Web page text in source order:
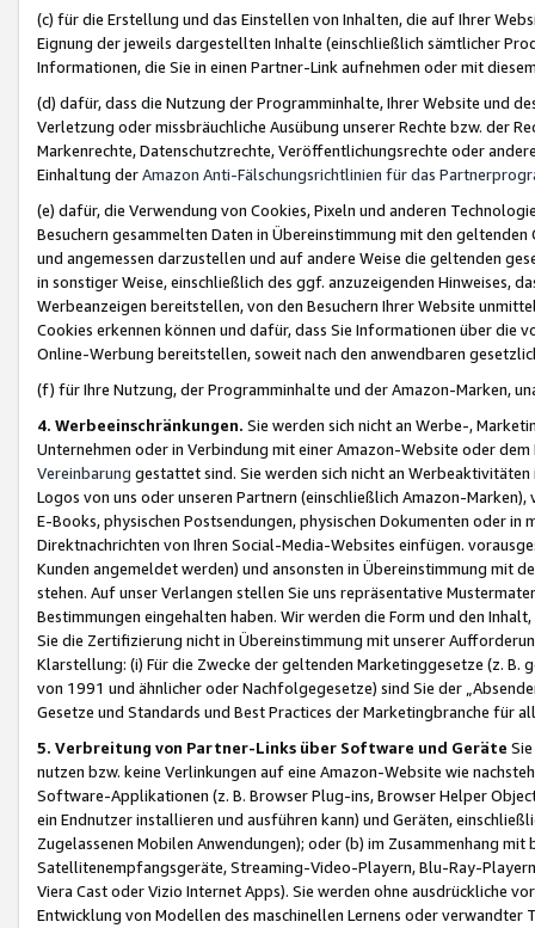
(c) für die Erstellung und das Einstellen von Inhalten, die auf Ihrer
Eignung der jeweils dargestellten Inhalte (einschließlich sämtlicher
Informationen, die Sie in einen Partner-Link aufnehmen oder mit
(d) dafür, dass die Nutzung der Programminhalte, Ihrer Website und
Verletzung oder missbräuchliche Ausübung unserer Rechte bzw. der
Markenrechte, Datenschutzrechte, Veröffentlichungsrechte oder
Einhaltung derAmazon Anti-Fälschungsrichtlinien für das
(e) dafür, die Verwendung von Cookies, Pixeln und anderen
Besuchern gesammelten Daten in Übereinstimmung mit den
und angemessen darzustellen und auf andere Weise die geltenden
in sonstiger Weise, einschließlich des ggf. anzuzeigenden Hinweises,
Werbeanzeigen bereitstellen, von den Besuchern Ihrer Website
Cookies erkennen können und dafür, dass Sie Informationen über die
Online-Werbung bereitstellen, soweit nach den anwendbaren
(f) für Ihre Nutzung, der Programminhalte und der Amazon-Marken,
4. Werbeeinschränkungen. Sie werden sich nicht an Werbe-,
Unternehmen oder in Verbindung mit einer Amazon-Website oder
Vereinbarung gestattet sind. Sie werden sich nicht an
Logos von uns oder unseren Partnern (einschließlich Amazon-
E-Books, physischen Postsendungen, physischen Dokumenten oder in
Direktnachrichten von Ihren Social-Media-Websites einfügen.
Kunden angemeldet werden) und ansonsten in Übereinstimmung mit
stehen. Auf unser Verlangen stellen Sie uns repräsentative
Bestimmungen eingehalten haben. Wir werden die Form und den
Sie die Zertifizierung nicht in Übereinstimmung mit unserer
Klarstellung: (i) Für die Zwecke der geltenden Marketinggesetze (z. B.
von 1991 und ähnlicher oder Nachfolgegesetze) sind Sie der
Gesetze und Standards und Best Practices der Marketingbranche für
5. Verbreitung von Partner-Links über Software und Geräte
nutzen bzw. keine Verlinkungen auf eine Amazon-Website wie
Software-Applikationen (z. B. Browser Plug-ins, Browser Helper
ein Endnutzer installieren und ausführen kann) und Geräten,
Zugelassenen Mobilen Anwendungen); oder (b) im Zusammenhang
Satellitenempfangsgeräte, Streaming-Video-Playern, Blu-Ray-
Viera Cast oder Vizio Internet Apps). Sie werden ohne ausdrückliche
Entwicklung von Modellen des maschinellen Lernens oder